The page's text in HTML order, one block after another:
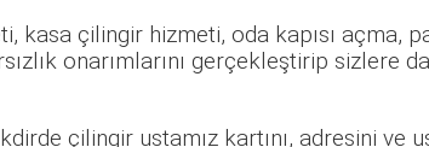
kasa çilingir hizmeti, oda kapısı açma,
onarımlarını gerçekleştirip sizlere
çilingir ustamız kartını, adresini ve